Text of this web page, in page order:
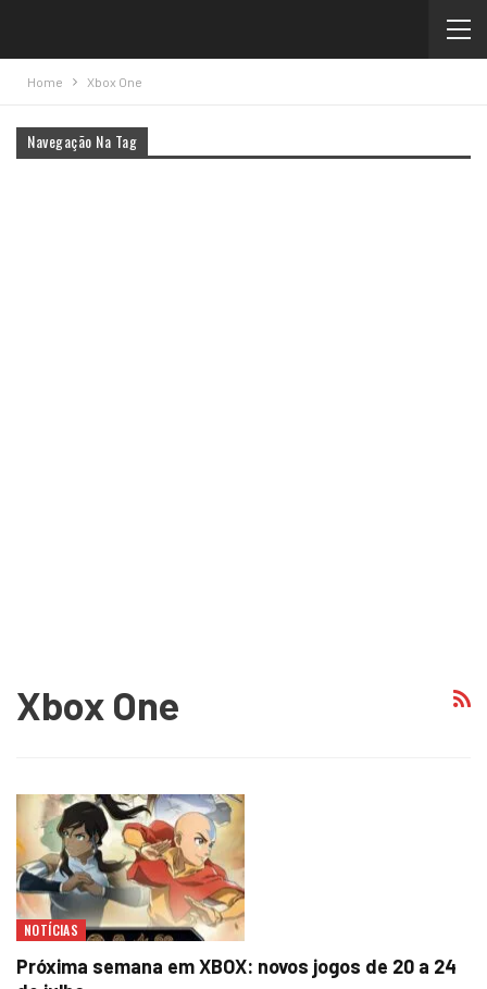
Home Xbox One
Navegação Na Tag
Xbox One
NOTÍCIAS
Próxima semana em XBOX: novos jogos de 20 a 24